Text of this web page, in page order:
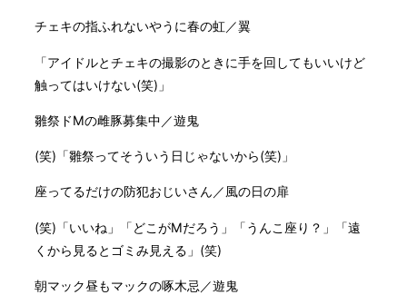
チェキの指ふれないやうに春の虹／翼
「アイドルとチェキの撮影のときに手を回してもいいけど
触ってはいけない(笑)」
雛祭ドMの雌豚募集中／遊鬼
(笑)「雛祭ってそういう日じゃないから(笑)」
座ってるだけの防犯おじいさん／風の日の扉
(笑)「いいね」「どこがMだろう」「うんこ座り？」「遠
くから見るとゴミみ見える」(笑)
朝マック昼もマックの啄木忌／遊鬼